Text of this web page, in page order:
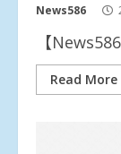
News586
【
Read More